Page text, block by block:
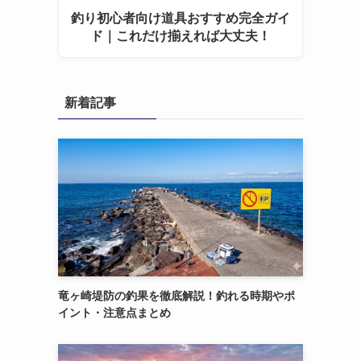
釣り初心者向け道具おすすめ完全ガイ
ド｜これだけ揃えれば大丈夫！
新着記事
竜ヶ崎堤防の釣果を徹底解説！釣れる時期やポ
イント・注意点まとめ